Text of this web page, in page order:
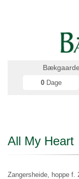
0 Dage
All My Heart
Zangersheide, hoppe f.